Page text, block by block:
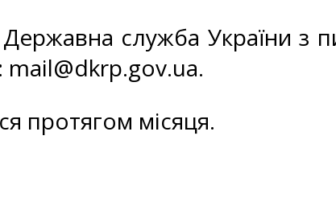
служба України з
mail@dkrp.gov.ua.
протягом місяця.